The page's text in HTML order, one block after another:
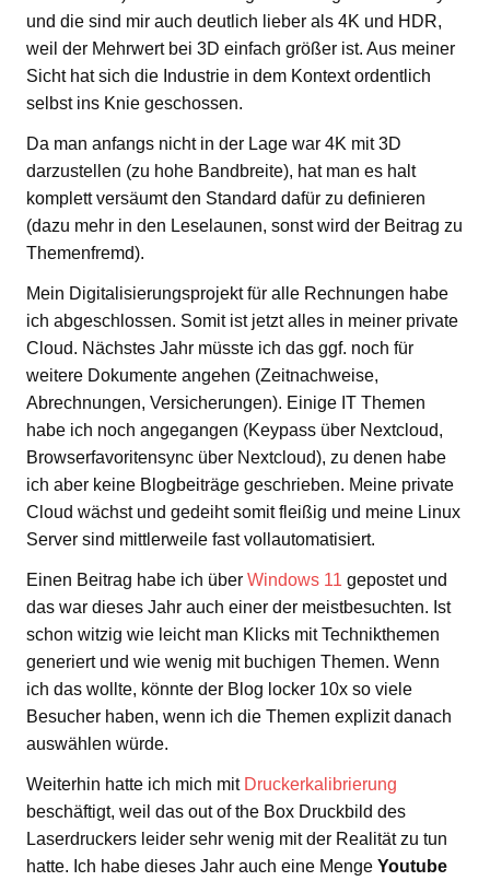
und die sind mir auch deutlich lieber als 4K und HDR,
weil der Mehrwert bei 3D einfach größer ist. Aus meiner
Sicht hat sich die Industrie in dem Kontext ordentlich
selbst ins Knie geschossen.
Da man anfangs nicht in der Lage war 4K mit 3D
darzustellen (zu hohe Bandbreite), hat man es halt
komplett versäumt den Standard dafür zu definieren
(dazu mehr in den Leselaunen, sonst wird der Beitrag zu
Themenfremd).
Mein Digitalisierungsprojekt für alle Rechnungen habe
ich abgeschlossen. Somit ist jetzt alles in meiner private
Cloud. Nächstes Jahr müsste ich das ggf. noch für
weitere Dokumente angehen (Zeitnachweise,
Abrechnungen, Versicherungen). Einige IT Themen
habe ich noch angegangen (Keypass über Nextcloud,
Browserfavoritensync über Nextcloud), zu denen habe
ich aber keine Blogbeiträge geschrieben. Meine private
Cloud wächst und gedeiht somit fleißig und meine Linux
Server sind mittlerweile fast vollautomatisiert.
Einen Beitrag habe ich über Windows 11 gepostet und
das war dieses Jahr auch einer der meistbesuchten. Ist
schon witzig wie leicht man Klicks mit Technikthemen
generiert und wie wenig mit buchigen Themen. Wenn
ich das wollte, könnte der Blog locker 10x so viele
Besucher haben, wenn ich die Themen explizit danach
auswählen würde.
Weiterhin hatte ich mich mit Druckerkalibrierung
beschäftigt, weil das out of the Box Druckbild des
Laserdruckers leider sehr wenig mit der Realität zu tun
hatte. Ich habe dieses Jahr auch eine Menge Youtube